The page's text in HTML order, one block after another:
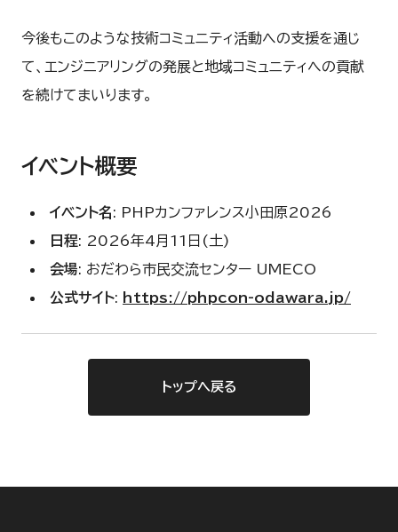
今後もこのような技術コミュニティ活動への支援を通じ
て、エンジニアリングの発展と地域コミュニティへの貢献
を続けてまいります。
イベント概要
イベント名: PHPカンファレンス小田原2026
日程: 2026年4月11日(土)
会場: おだわら市民交流センター UMECO
公式サイト: https://phpcon-odawara.jp/
トップへ戻る